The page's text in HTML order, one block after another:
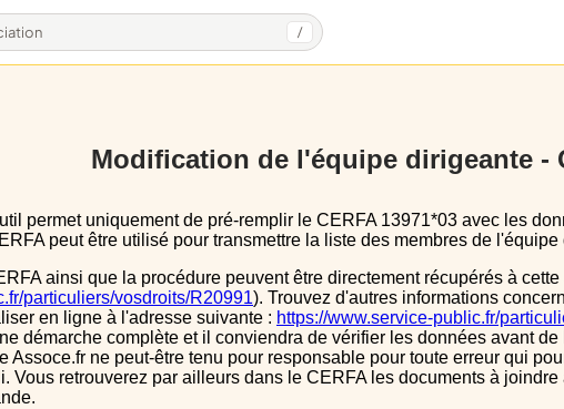
/
Modification de l'équipe dirigeante -
peut être utilisé pour transmettre la liste des membres de
ainsi que la procédure peuvent être directement récupérés à
particuliers/vosdroits/R20991). Trouvez d'autres informations
en ligne à l'adresse suivante : https://www.service-public.fr/
démarche complète et il conviendra de vérifier les données avant
Assoce.fr ne peut-être tenu pour responsable pour toute erreur qui
Vous retrouverez par ailleurs dans le CERFA les documents à